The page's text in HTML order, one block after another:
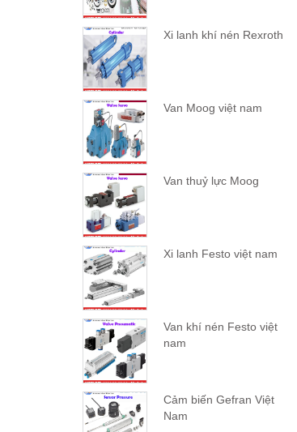
Xi lanh khí nén Rexroth
Van Moog việt nam
Van thuỷ lực Moog
Xi lanh Festo việt nam
Van khí nén Festo việt
nam
Cảm biến Gefran Việt
Nam